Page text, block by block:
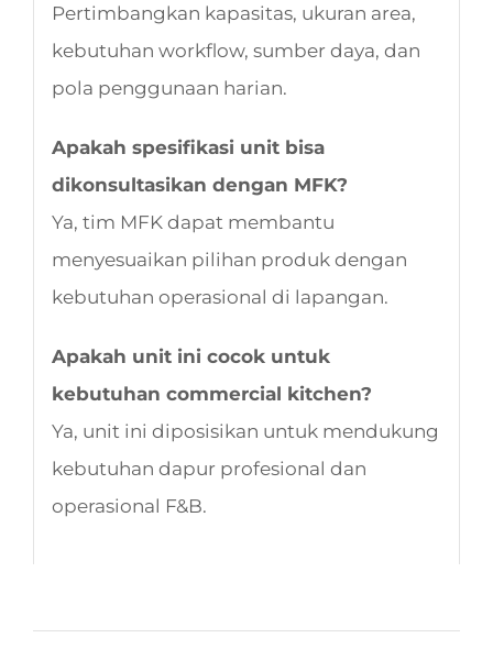
Pertimbangkan kapasitas, ukuran area,
kebutuhan workflow, sumber daya, dan
pola penggunaan harian.
Apakah spesifikasi unit bisa
dikonsultasikan dengan MFK?
Ya, tim MFK dapat membantu
menyesuaikan pilihan produk dengan
kebutuhan operasional di lapangan.
Apakah unit ini cocok untuk
kebutuhan commercial kitchen?
Ya, unit ini diposisikan untuk mendukung
kebutuhan dapur profesional dan
operasional F&B.